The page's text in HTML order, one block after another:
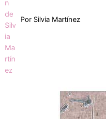
Por Silvia Martínez